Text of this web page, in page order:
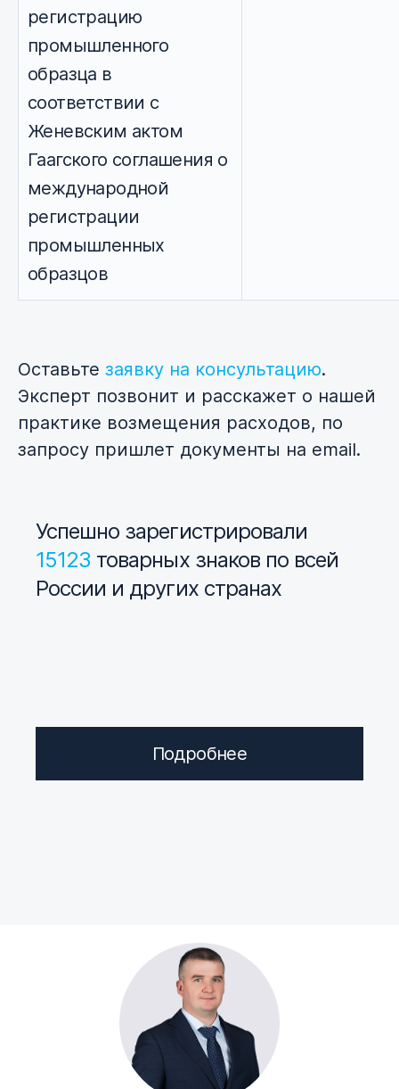
регистрацию
промышленного
образца в
соответствии с
Женевским актом
Гаагского соглашения о
международной
регистрации
промышленных
образцов
Оставьте заявку на консультацию.
Эксперт позвонит и расскажет о нашей
практике возмещения расходов, по
запросу пришлет документы на email.
Успешно зарегистрировали
15123 товарных знаков по всей
России и других странах
Подробнее